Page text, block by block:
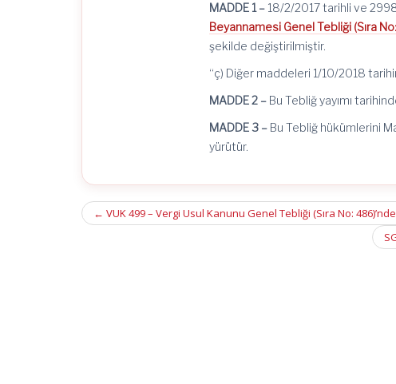
MADDE 1 – 18/2/2017tarihli ve
Beyannamesi Genel Tebliği (Sıra
şekilde değiştirilmiştir.
“ç) Diğer maddeleri 1/10/2018
MADDE 2 – Bu Tebliğ yayımı
MADDE 3 – Bu Tebliğ hükümlerini
yürütür.
Post
← VUK 499 – Vergi Usul Kanunu Genel Tebliği (Sıra No: